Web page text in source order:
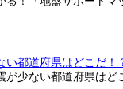
い都道府県はどこだ！
が少ない都道府県は